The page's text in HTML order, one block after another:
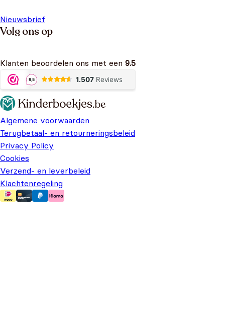
Nieuwsbrief
Volg ons op
Klanten beoordelen ons met een 9.5
Algemene voorwaarden
Terugbetaal- en retourneringsbeleid
Privacy Policy
Cookies
Verzend- en leverbeleid
Klachtenregeling